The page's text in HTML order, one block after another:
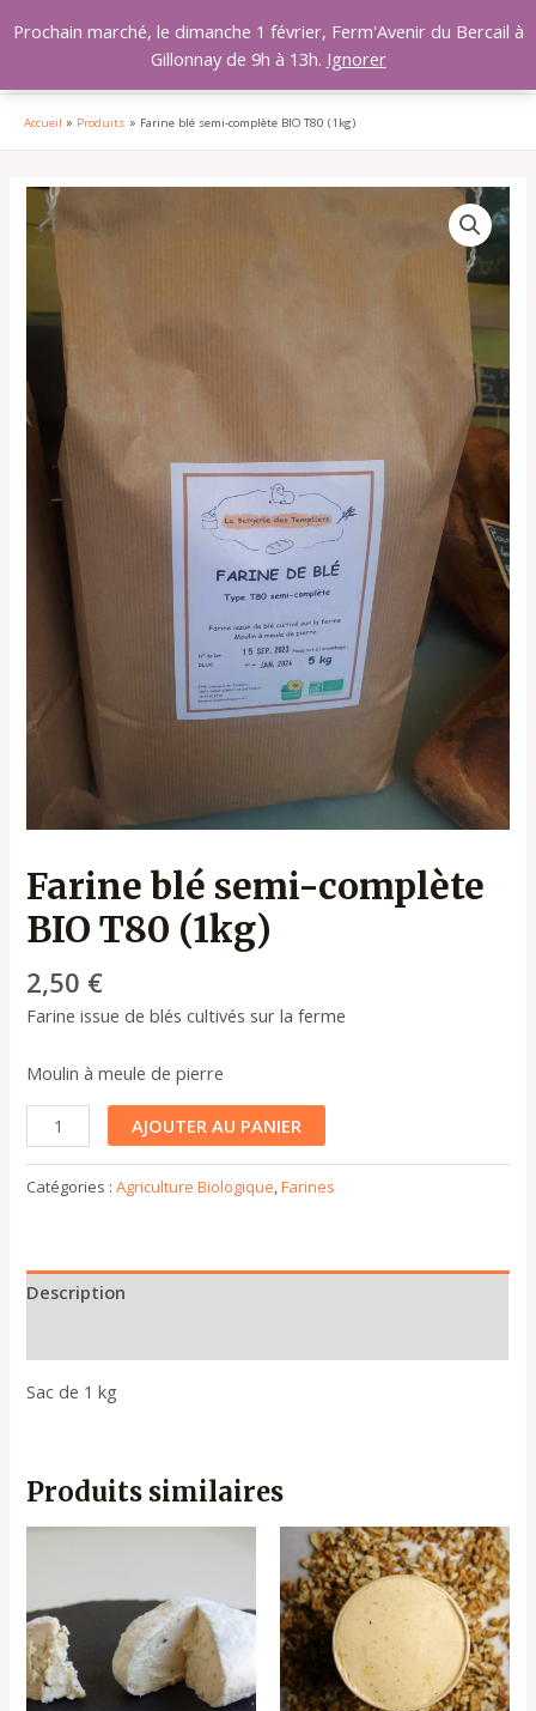
au
Accueil Produits Farine blé semi-complète BIO T80 (1kg)
Farine blé semi-complète
BIO T80 (1kg)
2,50 €
Farine issue de blés cultivés sur la ferme
Moulin à meule de pierre
quantité
de
semi-
complète
T80
(1kg)
AJOUTER AU PANIER
Catégories :Agriculture Biologique,Farines
Description
Sac de 1 kg
Produits similaires
Prochain marché, le dimanche 1 février, Ferm'Avenir du Bercail à
Gillonnay de 9h à 13h. Ignorer